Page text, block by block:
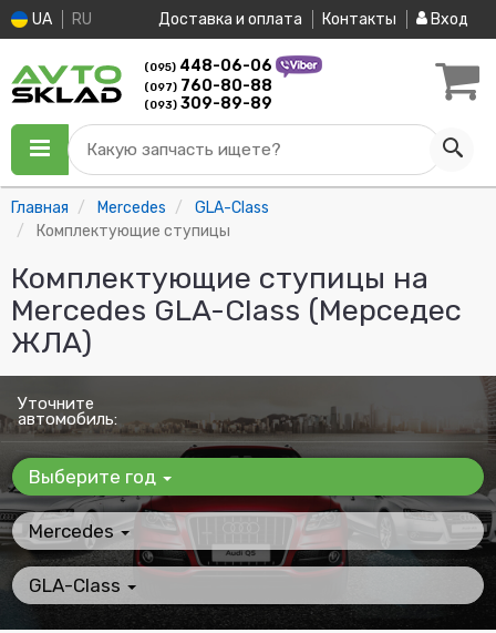
UA RU Доставка и оплата Контакты Вход
(095) 448-06-06
(097) 760-80-88
(093) 309-89-89
Какую запчасть ищете?
Главная Mercedes
GLA-Class
Комплектующие ступицы
Комплектующие ступицы на
Mercedes GLA-Class (Мерседес
ЖЛА)
Уточните
автомобиль:
Выберите год
Mercedes
GLA-Class